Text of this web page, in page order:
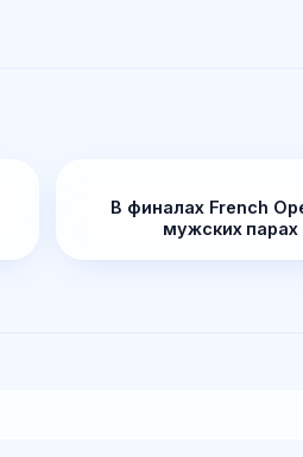
В финалах French
мужских